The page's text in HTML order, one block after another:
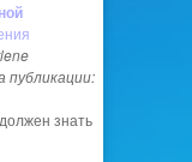
публикации:
знать